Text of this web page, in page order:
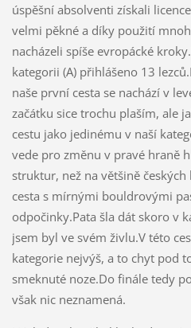
úspěšní absolventi získali licence
velmi pěkné a díky použití
nacházeli spíše evropácké
kategorii (A) přihlášeno 13
naše první cesta se nachází v
začátku sice trochu plaším, ale
cestu jako jedinému v naší
vede pro změnu v pravé hraně
struktur, než na většině
cesta s mírnými bouldrovými
odpočinky.Pata šla dát skoro v
jsem byl ve svém živlu.V této
kategorie nejvýš, a to chyt pod
smeknuté noze.Do finále tedy
však nic neznamená.